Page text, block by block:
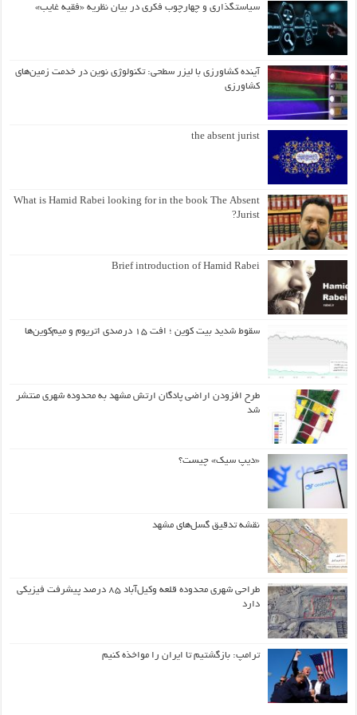
سیاستگذاری و چهارچوب فکری در بیان نظریه «فقیه غایب»
آینده کشاورزی با لیزر سطحی: تکنولوژی نوین در خدمت زمین‌های
کشاورزی
the absent jurist
What is Hamid Rabei looking for in the book The Absent
Jurist?
Brief introduction of Hamid Rabei
سقوط شدید بیت کوین ؛ افت ۱۵ درصدی اتریوم و میم‌کوین‌ها
طرح افزودن اراضی پادگان ارتش مشهد به محدوده شهری منتشر
شد
«دیپ سیک» چیست؟
نقشه تدقیق گسل‌های مشهد
طراحی شهری محدوده قلعه وکیل‌آباد ۸۵ درصد پیشرفت فیزیکی
دارد
ترامپ: بازگشتیم تا ایران را مواخذه کنیم